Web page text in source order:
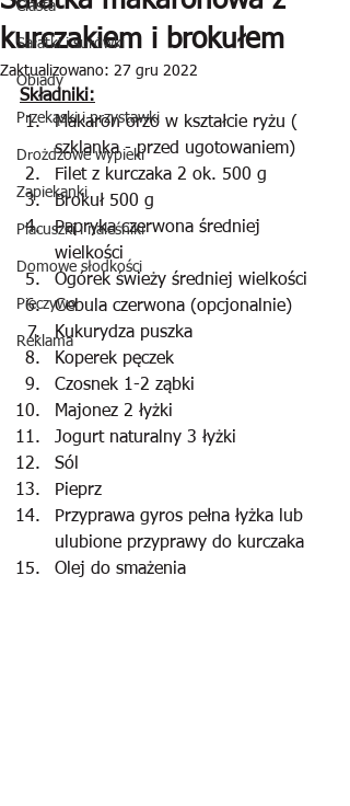
Ciasta
Sałatki i surówki
Obiady
Przekąski i przystawki
Drożdżowe wypieki
Zapiekanki
Placuszki i naleśniki
Domowe słodkości
Pieczywo
Reklama
kurczakiem i brokułem
Zaktualizowano: 27 gru 2022
Składniki:
Makaron orzo w kształcie ryżu (
szklanka - przed ugotowaniem)
Filet z kurczaka 2 ok. 500 g
Brokuł 500 g
Papryka czerwona średniej
wielkości
Ogórek świeży średniej wielkości
Cebula czerwona (opcjonalnie)
Kukurydza puszka
Koperek pęczek
Czosnek 1-2 ząbki
Majonez 2 łyżki
Jogurt naturalny 3 łyżki
Sól
Pieprz
Przyprawa gyros pełna łyżka lub
ulubione przyprawy do kurczaka
Olej do smażenia